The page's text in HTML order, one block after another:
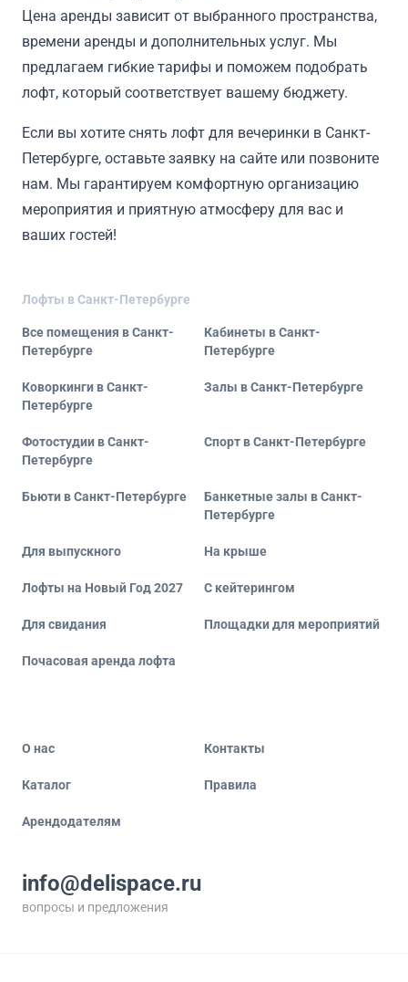
Цена аренды зависит от выбранного пространства,
времени аренды и дополнительных услуг. Мы
предлагаем гибкие тарифы и поможем подобрать
лофт, который соответствует вашему бюджету.
Если вы хотите снять лофт для вечеринки в Санкт-
Петербурге, оставьте заявку на сайте или позвоните
нам. Мы гарантируем комфортную организацию
мероприятия и приятную атмосферу для вас и
ваших гостей!
Лофты в Санкт-Петербурге
Все помещения в Санкт-
Петербурге
Кабинеты в Санкт-
Петербурге
Коворкинги в Санкт-
Петербурге
Залы в Санкт-Петербурге
Фотостудии в Санкт-
Петербурге
Спорт в Санкт-Петербурге
Бьюти в Санкт-Петербурге
Банкетные залы в Санкт-
Петербурге
Для выпускного На крыше
Лофты на Новый Год 2027 С кейтерингом
Для свидания Площадки для мероприятий
Почасовая аренда лофта
О нас Контакты
Каталог Правила
Арендодателям
info@delispace.ru
вопросы и предложения